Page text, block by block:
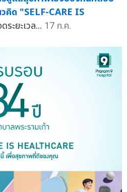
คิด "SELF-CARE IS
ะยะเวล... 17 ก.ค.